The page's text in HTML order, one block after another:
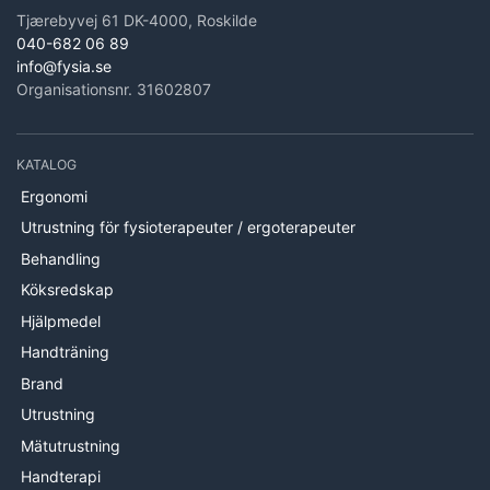
Tjærebyvej 61 DK-4000, Roskilde
040-682 06 89
info@fysia.se
Organisationsnr. 31602807
KATALOG
Ergonomi
Utrustning för fysioterapeuter / ergoterapeuter
Behandling
Köksredskap
Hjälpmedel
Handträning
Brand
Utrustning
Mätutrustning
Handterapi